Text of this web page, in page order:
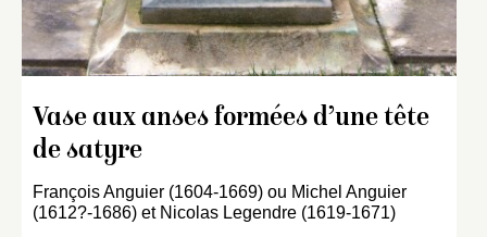
Vase aux anses formées d’une tête
de satyre
François Anguier (1604-1669) ou Michel Anguier
(1612?-1686) et Nicolas Legendre (1619-1671)